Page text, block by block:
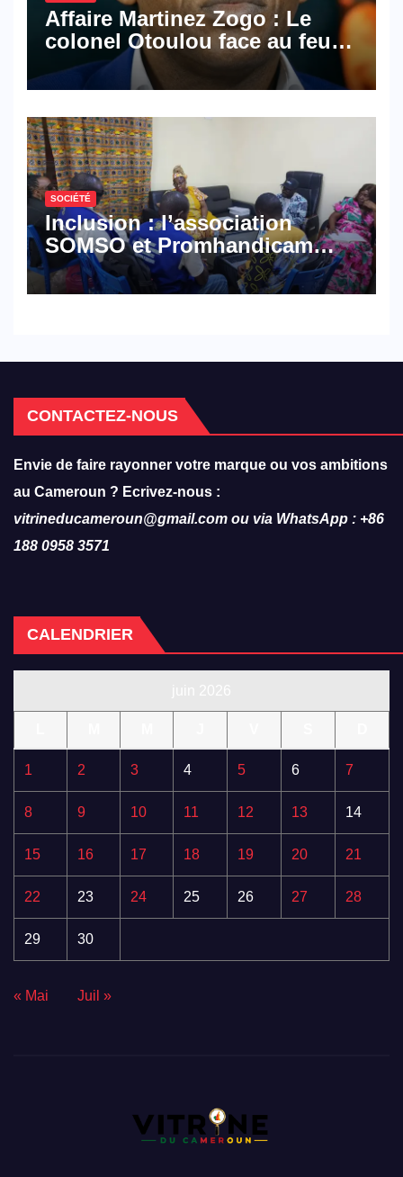
Affaire Martinez Zogo : Le
colonel Otoulou face au feu
croisé des avocats de la
défense
SOCIÉTÉ
Inclusion : l’association
SOMSO et Promhandicam
militent en faveur d’une
réforme des formations en
CONTACTEZ-NOUS
Envie de faire rayonner votre marque ou vos ambitions
au Cameroun ? Ecrivez-nous :
vitrineducameroun@gmail.com ou via WhatsApp : +86
188 0958 3571
CALENDRIER
1 2 3 4 5 6 7
8 9 10 11 12 13 14
15 16 17 18 19 20 21
22 23 24 25 26 27 28
29 30
« Mai Juil »